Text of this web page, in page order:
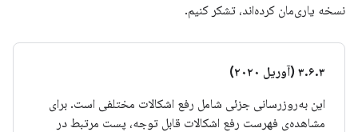
نسخه یاری‌مان کرده‌اند، تشکر کنیم.
۳.۶.۳ (آوریل ۲۰۲۰)
این به‌روزرسانی جزئی شامل رفع اشکالات مختلفی است. برای
مشاهده‌ی فهرست رفع اشکالات قابل توجه، پست مرتبط در